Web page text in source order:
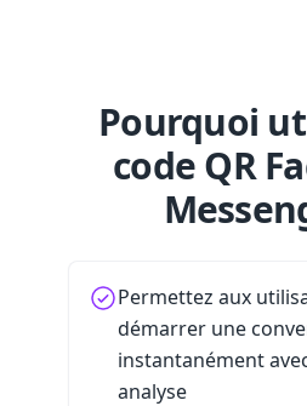
Pourquoi
code QR
Permettez aux
démarrer une
instantanément
analyse